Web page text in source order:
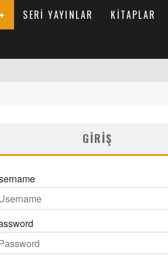
SERI YAYINLAR KITAPLAR
GIRIŞ